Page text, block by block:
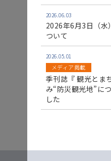
2026.06.03
2026年6月3日（水
ついて
2026.05.01
メディア掲載
季刊誌『 観光とま
み“防災観光地”に
した